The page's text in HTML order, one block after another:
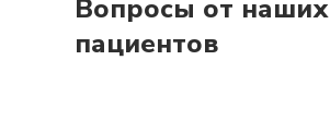
Вопросы от наших
пациентов